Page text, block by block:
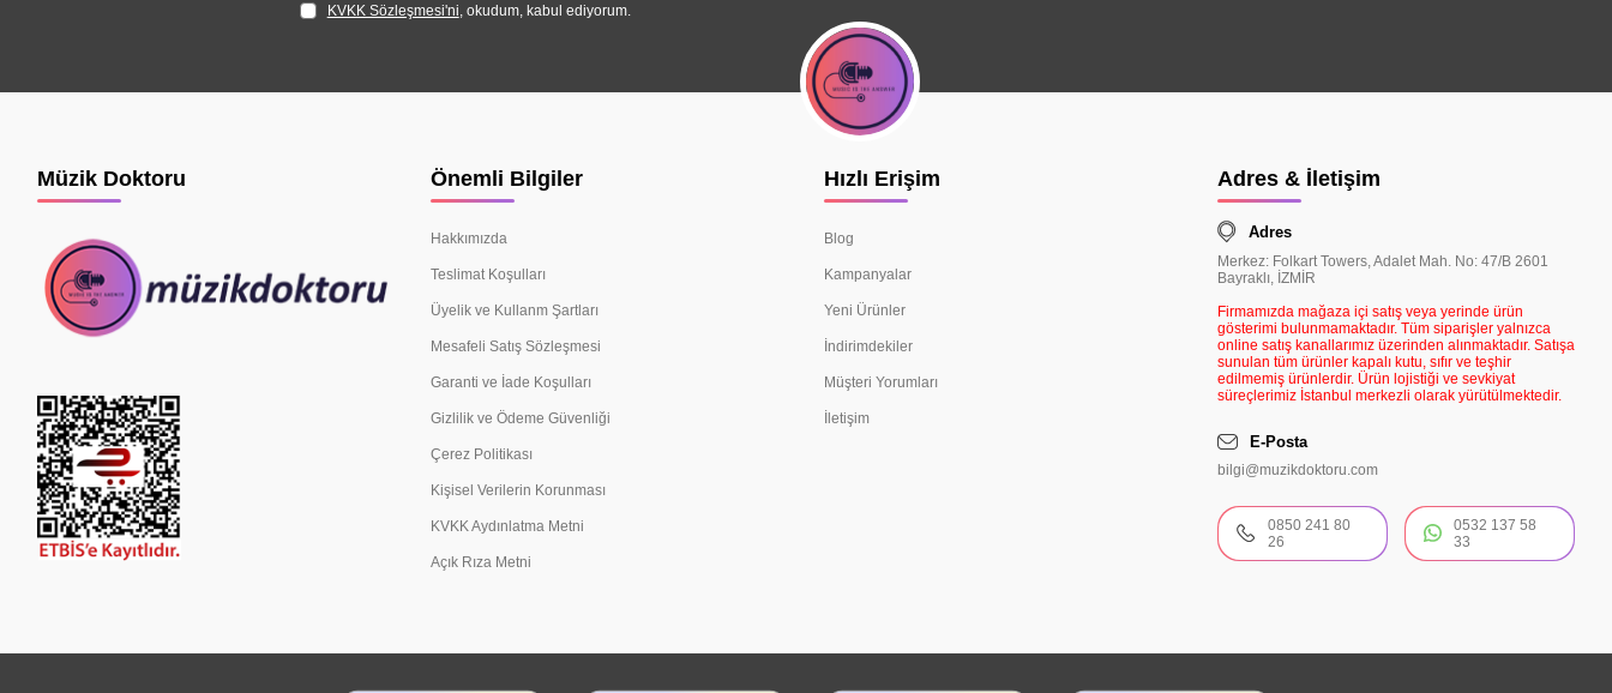
KVKK Sözleşmesi'ni , okudum, kabul ediyorum.
Müzik Doktoru Önemli Bilgiler
Hakkımızda
Teslimat Koşulları
Üyelik ve Kullanm Şartları
Mesafeli Satış Sözleşmesi
Garanti ve İade Koşulları
Gizlilik ve Ödeme Güvenliği
Çerez Politikası
Kişisel Verilerin Korunması
KVKK Aydınlatma Metni
Açık Rıza Metni
Hızlı Erişim
Blog
Kampanyalar
Yeni Ürünler
İndirimdekiler
Müşteri Yorumları
İletişim
Adres & İletişim
Adres
Merkez: Folkart Towers, Adalet Mah. No: 47/B 2601
Bayraklı, İZMİR
Firmamızda mağaza içi satış veya yerinde ürün
gösterimi bulunmamaktadır. Tüm siparişler yalnızca
online satış kanallarımız üzerinden alınmaktadır. Satışa
sunulan tüm ürünler kapalı kutu, sıfır ve teşhir
edilmemiş ürünlerdir. Ürün lojistiği ve sevkiyat
süreçlerimiz İstanbul merkezli olarak yürütülmektedir.
E-Posta
bilgi@muzikdoktoru.com
0850 241 80
26
0532 137 58
33